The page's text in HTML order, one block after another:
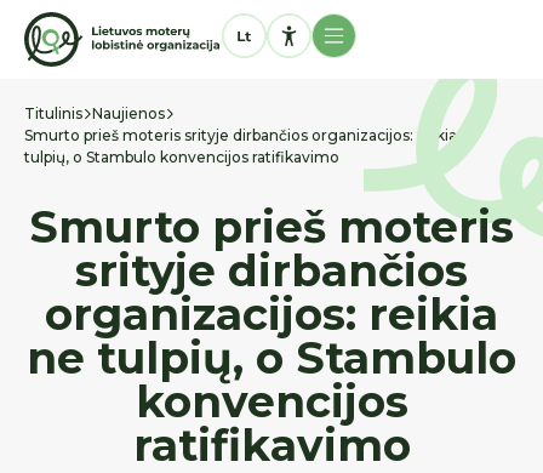
Titulinis Naujienos
Smurto prieš moteris srityje dirbančios organizacijos: reikia ne
tulpių, o Stambulo konvencijos ratifikavimo
Smurto prieš moteris
srityje dirbančios
organizacijos: reikia
ne tulpių, o Stambulo
konvencijos
ratifikavimo